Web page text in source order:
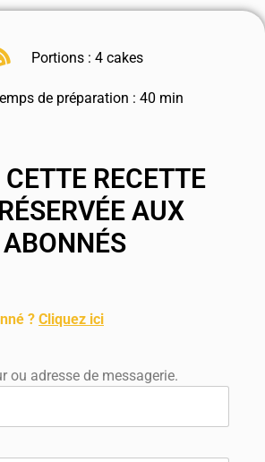
Portions : 4 cakes
de préparation : 40 min
RECETTE
AUX
ABONNÉS
? Cliquez ici
ou adresse de messagerie.